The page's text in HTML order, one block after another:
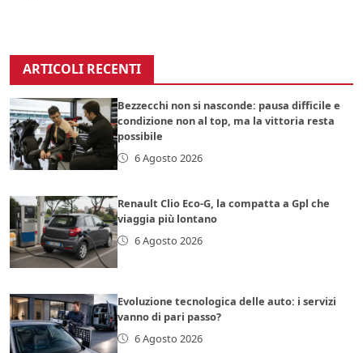
ARTICOLI RECENTI
Bezzecchi non si nasconde: pausa difficile e
condizione non al top, ma la vittoria resta
possibile
6 Agosto 2026
Renault Clio Eco-G, la compatta a Gpl che
viaggia più lontano
6 Agosto 2026
Evoluzione tecnologica delle auto: i servizi
vanno di pari passo?
6 Agosto 2026